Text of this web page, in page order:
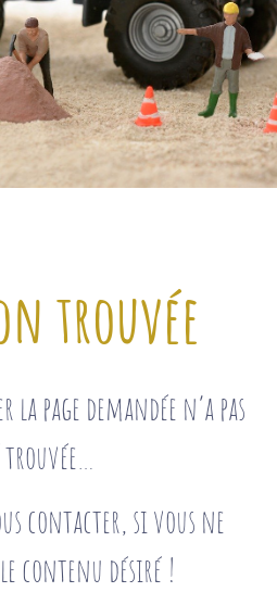
trouvée
la page demandée n’a pas
contacter, si vous ne
contenu désiré !